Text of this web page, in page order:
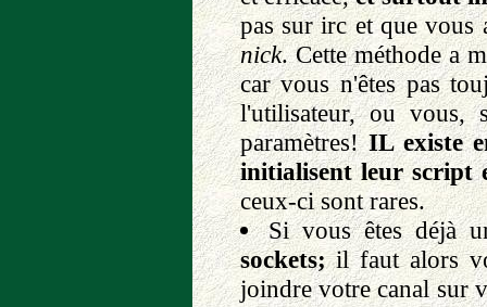
pas sur irc et que
nick. Cette méthode a
car vous n'êtes pas
l'utilisateur, ou vous,
paramètres!IL existe
initialisent leur script
ceux-ci sont rares.
Si vous êtes déjà
sockets;il faut alors
joindre votre canal sur